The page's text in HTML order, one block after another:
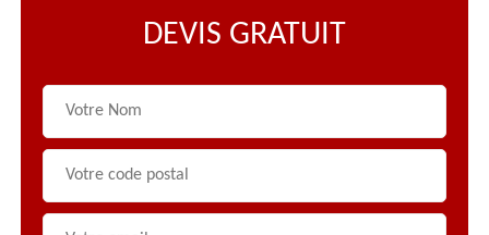
DEVIS GRATUIT